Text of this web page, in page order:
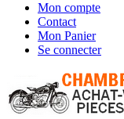
Mon compte
Contact
Mon Panier
Se connecter